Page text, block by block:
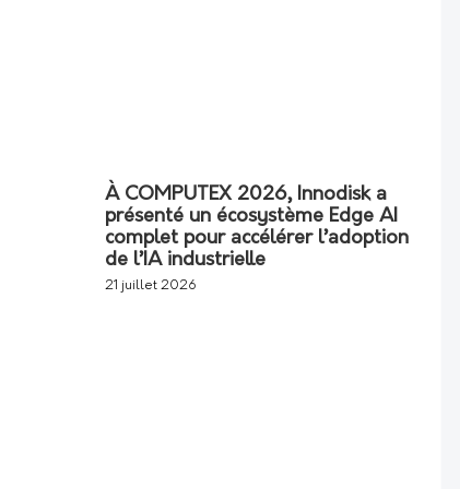
À COMPUTEX 2026, Innodisk a
présenté un écosystème Edge AI
complet pour accélérer l’adoption
de l’IA industrielle
21 juillet 2026